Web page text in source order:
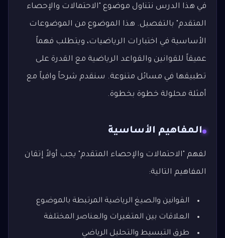
في هذا الدرس نتناول موضوع "الاحتمالات والإحصاء
المتقدم" بالتفصيل. هذا الموضوع من الموضوعات
الأساسية في اختبارات الرياضيات، ويتطلب فهماً
عميقاً للقوانين والقواعد الرياضية مع القدرة على
تطبيقها في مسائل متنوعة. سنقدم شرحاً وافياً مع
أمثلة محلولة خطوة بخطوة.
المفاهيم الأساسية
لفهم "الاحتمالات والإحصاء المتقدم" يجب أولاً إتقان
المفاهيم التالية:
القوانين والصيغ الرياضية المرتبطة بالموضوع
العلاقات بين المتغيرات والعناصر المختلفة
طرق التبسيط والتحليل الرياضي